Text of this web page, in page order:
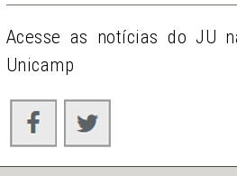
Acesse as notícias do JU
Unicamp